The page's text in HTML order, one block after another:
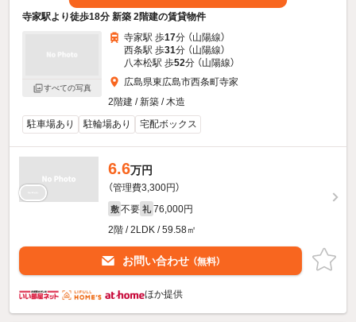
寺家駅より徒歩18分 新築 2階建の賃貸物件
すべての写真
寺家駅 歩17分 （山陽線）
西条駅 歩31分 （山陽線）
八本松駅 歩52分 （山陽線）
広島県東広島市西条町寺家
2階建 / 新築 / 木造
駐車場あり
駐輪場あり 宅配ボックス
6.6万円
（管理費3,300円）
敷 不要 礼 76,000円
2階 / 2LDK / 59.58㎡
お問い合わせ （無料）
ほか提供